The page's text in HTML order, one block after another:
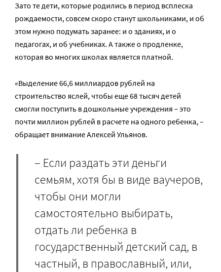
Зато те дети, которые родились в период всплеска
рождаемости, совсем скоро станут школьниками, и об
этом нужно подумать заранее: и о зданиях, и о
педагогах, и об учебниках. А также о продленке,
которая во многих школах является платной.
«Выделение 66,6 миллиардов рублей на
строительство яслей, чтобы еще 68 тысяч детей
смогли поступить в дошкольные учреждения – это
почти миллион рублей в расчете на одного ребенка, –
обращает внимание Алексей Ульянов.
– Если раздать эти деньги
семьям, хотя бы в виде ваучеров,
чтобы они могли
самостоятельно выбирать,
отдать ли ребенка в
государственный детский сад, в
частный, в православный, или,